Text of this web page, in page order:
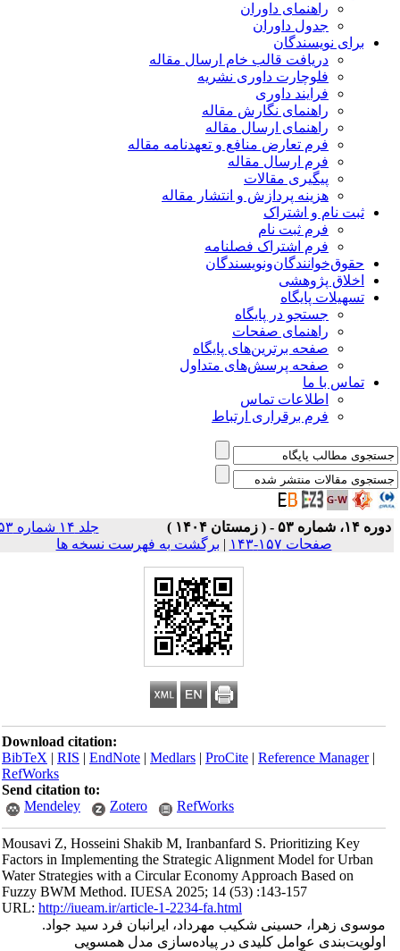
راهنمای داوران
جدول داوران
برای نویسندگان
دریافت قالب خام ارسال مقاله
فلوچارت داوری نشریه
فرایند داوری
راهنمای نگارش مقاله
راهنمای ارسال مقاله
فرم تعارض منافع و تعهدنامه مقاله
فرم ارسال مقاله
پیگیری مقالات
هزینه پردازش و انتشار مقاله
ثبت نام و اشتراک
فرم ثبت نام
فرم اشتراک فصلنامه
حقوق‌خوانندگان‌و‌نویسندگان
اخلاق پژوهشی
تسهیلات پایگاه
جستجو در پایگاه
راهنمای صفحات
صفحه برترین‌های پایگاه
صفحه پرسش‌های متداول
تماس با ما
اطلاعات تماس
فرم برقراری ارتباط
۱۴، شماره ۵۳ - ( زمستان ۱۴۰۴ )
جلد ۱۴ شماره ۵۳
صفحات ۱۵۷-۱۴۳
| برگشت به فهرست نسخه ها
Download citation:
BibTeX|RIS|EndNote|Medlars|ProCite|Reference Manager
RefWorks
Send citation to:
Mendeley
Zotero RefWorks
Mousavi Z, Hosseini Shakib M, Iranbanfard S. Prioritizing Key
Factors in Implementing the Strategic Alignment Model for Urban
Water Strategies with a Circular Economy Approach Based on
Fuzzy BWM Method. IUESA 2025; 14 (53) :143-157
URL:http://iueam.ir/article-1-2234-fa.html
موسوی زهرا، حسینی شکیب مهرداد، ایرانبان فرد سید جواد.
اولویت‌بندی عوامل کلیدی در پیاده‌سازی مدل همسویی